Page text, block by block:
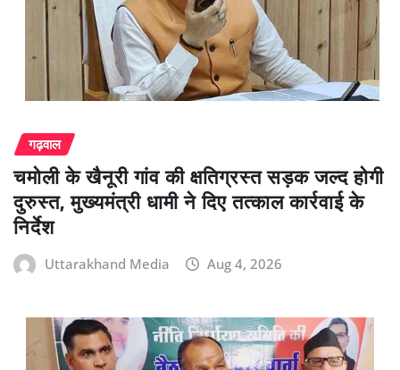
गढ़वाल
चमोली के खैनूरी गांव की क्षतिग्रस्त सड़क जल्द होगी
दुरुस्त, मुख्यमंत्री धामी ने दिए तत्काल कार्रवाई के
निर्देश
Uttarakhand Media Aug 4, 2026